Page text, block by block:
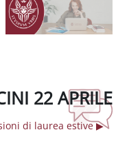
22 APRILE
▶︎ Informazioni sulle sessioni di laurea estive